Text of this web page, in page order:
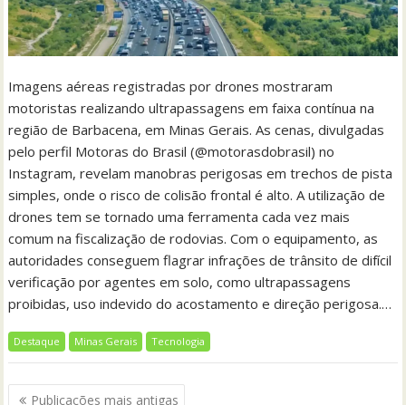
Imagens aéreas registradas por drones mostraram
motoristas realizando ultrapassagens em faixa contínua na
região de Barbacena, em Minas Gerais. As cenas, divulgadas
pelo perfil Motoras do Brasil (@motorasdobrasil) no
Instagram, revelam manobras perigosas em trechos de pista
simples, onde o risco de colisão frontal é alto. A utilização de
drones tem se tornado uma ferramenta cada vez mais
comum na fiscalização de rodovias. Com o equipamento, as
autoridades conseguem flagrar infrações de trânsito de difícil
verificação por agentes em solo, como ultrapassagens
proibidas, uso indevido do acostamento e direção perigosa.…
Destaque Minas Gerais Tecnologia
Navegação
Publicações mais antigas